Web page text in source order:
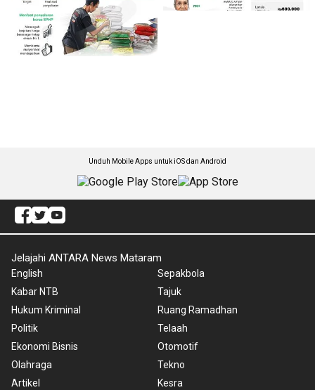
Unduh Mobile Apps untuk iOS dan Android
Jelajahi ANTARA News Mataram
English
Kabar NTB
Hukum Kriminal
Politik
Ekonomi Bisnis
Olahraga
Artikel
Sepakbola
Tajuk
Ruang Ramadhan
Telaah
Otomotif
Tekno
Kesra